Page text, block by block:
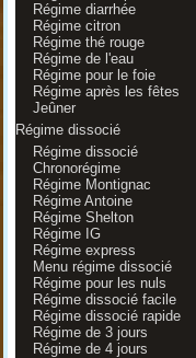
Régime diarrhée
Régime citron
Régime thé rouge
Régime de l'eau
Régime pour le foie
Régime après les fêtes
Jeûner
Régime dissocié
Régime dissocié
Chronorégime
Régime Montignac
Régime Antoine
Régime Shelton
Régime IG
Régime express
Menu régime dissocié
Régime pour les nuls
Régime dissocié facile
Régime dissocié rapide
Régime de 3 jours
Régime de 4 jours